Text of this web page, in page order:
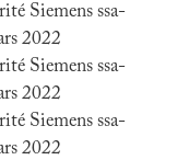
Siemens ssa-
2022
Siemens ssa-
2022
Siemens ssa-
2022